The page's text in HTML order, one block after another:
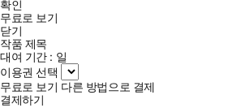
확인
무료로 보기
닫기
작품 제목
대여 기간 : 일
이용권 선택
무료로 보기 다른 방법으로 결제
결제하기